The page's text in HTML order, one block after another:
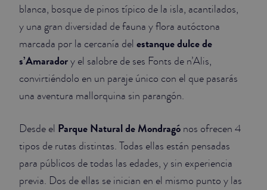
blanca, bosque de pinos típico de la isla, acantilados,
y una gran diversidad de fauna y flora autóctona
marcada por la cercanía del estanque dulce de
s’Amaradory el salobre de ses Fonts de n’Alis,
convirtiéndolo en un paraje único con el que pasarás
una aventura mallorquina sin parangón.
Desde el Parque Natural de Mondragó nos ofrecen 4
tipos de rutas distintas. Todas ellas están pensadas
para públicos de todas las edades, y sin experiencia
previa. Dos de ellas se inician en el mismo punto y las